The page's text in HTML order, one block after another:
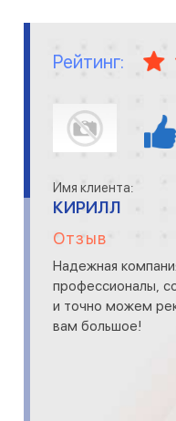
Рейтинг:
Имя клиента:
КИРИЛЛ
Отзыв
Надежная
профессионалы,
и точно можем
вам большое!